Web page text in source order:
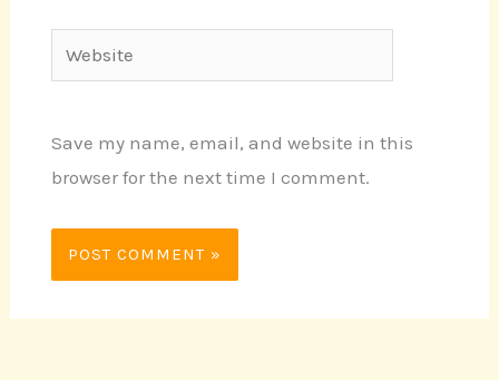
Website
Save my name, email, and website in this
browser for the next time I comment.